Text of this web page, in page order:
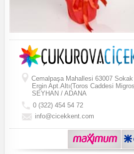
Cemalpaşa Mahallesi 63007
Ergin Apt.Altı(Toros Caddesi
SEYHAN / ADANA
0 (322) 454 54 72
info@cicekkent.com